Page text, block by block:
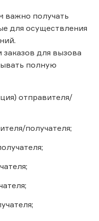
важно получать
для осуществления
для вызова
полную
отправителя/
получателя;